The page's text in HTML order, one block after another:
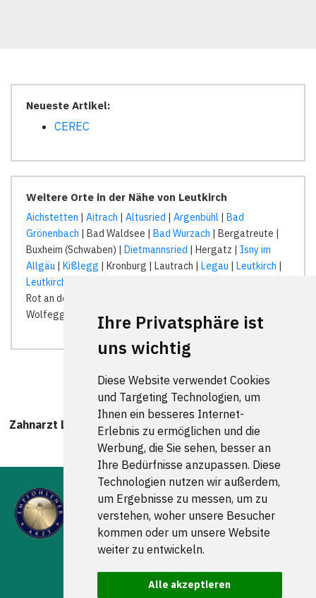
Ihre Privatsphäre ist
uns wichtig
Diese Website verwendet Cookies
und Targeting Technologien, um
Ihnen ein besseres Internet-
Erlebnis zu ermöglichen und die
Werbung, die Sie sehen, besser an
Ihre Bedürfnisse anzupassen. Diese
Technologien nutzen wir außerdem,
um Ergebnisse zu messen, um zu
verstehen, woher unsere Besucher
kommen oder um unsere Website
weiter zu entwickeln.
Alle akzeptieren
Neueste Artikel:
CEREC
Weitere Orte in der Nähe von Leutkirch
Aichstetten | Aitrach | Altusried | Argenbühl | Bad
Grönenbach | Bad Waldsee | Bad Wurzach | Bergatreute |
Buxheim (Schwaben) | Dietmannsried | Hergatz | Isny im
Allgäu | Kißlegg | Kronburg | Lautrach | Legau | Leutkirch |
Leutkirch im Allgäu
Rot an der Rot | Vogt |
Wolfegg | Woringen |
Zahnarzt Leutkirch wurde zuletzt am 09. August 2026
um 00:00:08 Uhr aktualisiert.
FOLGEN SIE UNS